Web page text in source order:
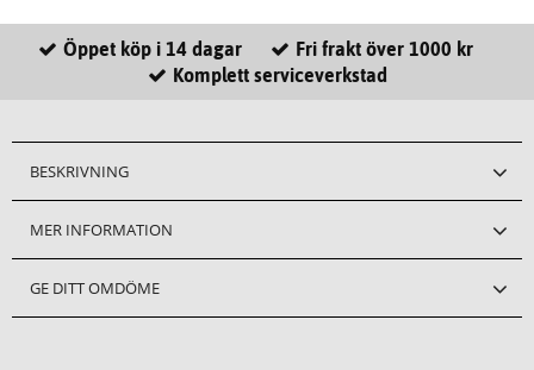
Öppet köp i 14 dagar
Fri frakt över 1000 kr
Komplett serviceverkstad
BESKRIVNING
MER INFORMATION
GE DITT OMDÖME